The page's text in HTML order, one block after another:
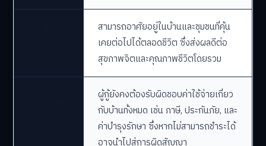
สามารถอาศัยอยู่ในบ้านและชุมชนที่คุ้น
เคยต่อไปได้ตลอดชีวิต ซึ่งส่งผลดีต่อ
สุขภาพจิตและคุณภาพชีวิตโดยรวม
ผู้กู้ยังคงต้องรับผิดชอบค่าใช้จ่ายเกี่ยว
กับบ้านทั้งหมด เช่น ภาษี, ประกันภัย, และ
ค่าบำรุงรักษา ซึ่งหากไม่สามารถชำระได้
อาจนำไปสู่การผิดสัญญา